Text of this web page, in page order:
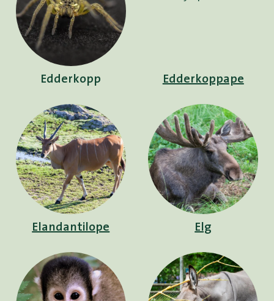
Edderkopp Edderkoppape
Elandantilope Elg